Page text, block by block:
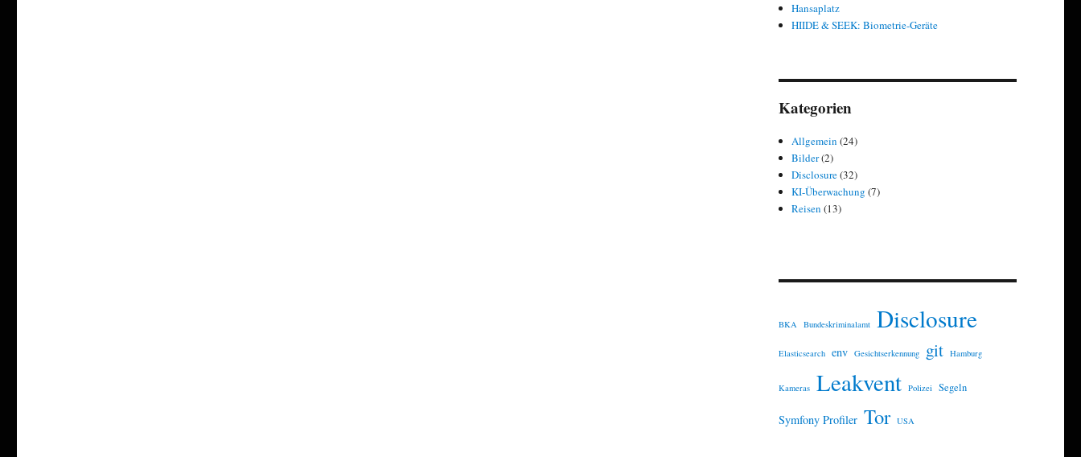
Hansaplatz
HIIDE & SEEK: Biometrie-Geräte
Kategorien
Allgemein (24)
Bilder(2)
Disclosure(32)
KI-Überwachung (7)
Reisen (13)
BKA Bundeskriminalamt Disclosure
Elasticsearch env Gesichtserkennung git Hamburg
Kameras Leakvent Polizei Segeln
Symfony Profiler Tor USA